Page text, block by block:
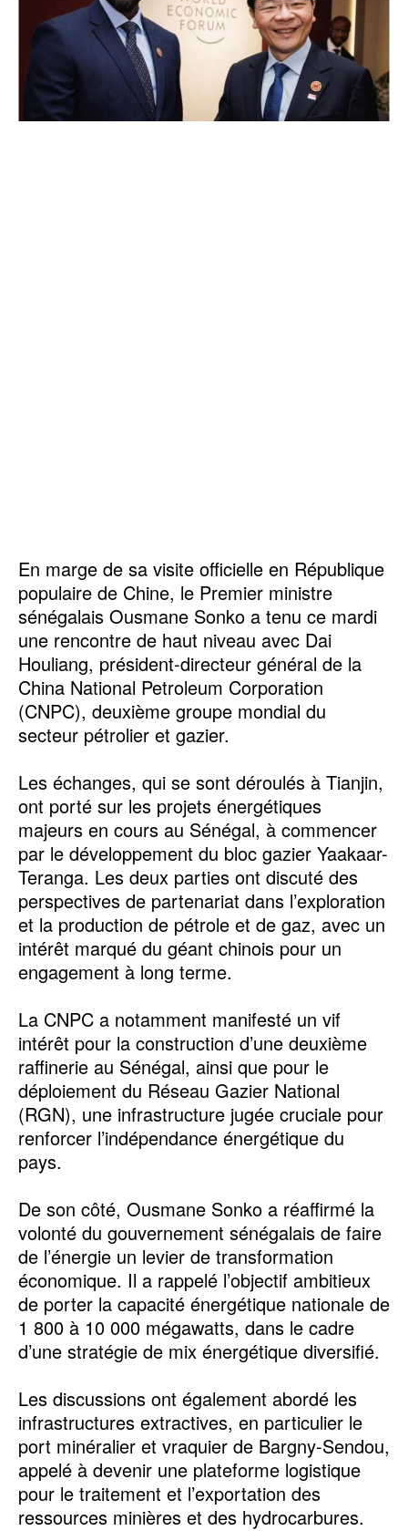
En marge de sa visite officielle en République
populaire de Chine, le Premier ministre
sénégalais Ousmane Sonko a tenu ce mardi
une rencontre de haut niveau avec Dai
Houliang, président-directeur général de la
China National Petroleum Corporation
(CNPC), deuxième groupe mondial du
secteur pétrolier et gazier.
Les échanges, qui se sont déroulés à Tianjin,
ont porté sur les projets énergétiques
majeurs en cours au Sénégal, à commencer
par le développement du bloc gazier Yaakaar-
Teranga. Les deux parties ont discuté des
perspectives de partenariat dans l’exploration
et la production de pétrole et de gaz, avec un
intérêt marqué du géant chinois pour un
engagement à long terme.
La CNPC a notamment manifesté un vif
intérêt pour la construction d’une deuxième
raffinerie au Sénégal, ainsi que pour le
déploiement du Réseau Gazier National
(RGN), une infrastructure jugée cruciale pour
renforcer l’indépendance énergétique du
pays.
De son côté, Ousmane Sonko a réaffirmé la
volonté du gouvernement sénégalais de faire
de l’énergie un levier de transformation
économique. Il a rappelé l’objectif ambitieux
de porter la capacité énergétique nationale de
1 800 à 10 000 mégawatts, dans le cadre
d’une stratégie de mix énergétique diversifié.
Les discussions ont également abordé les
infrastructures extractives, en particulier le
port minéralier et vraquier de Bargny-Sendou,
appelé à devenir une plateforme logistique
pour le traitement et l’exportation des
ressources minières et des hydrocarbures.